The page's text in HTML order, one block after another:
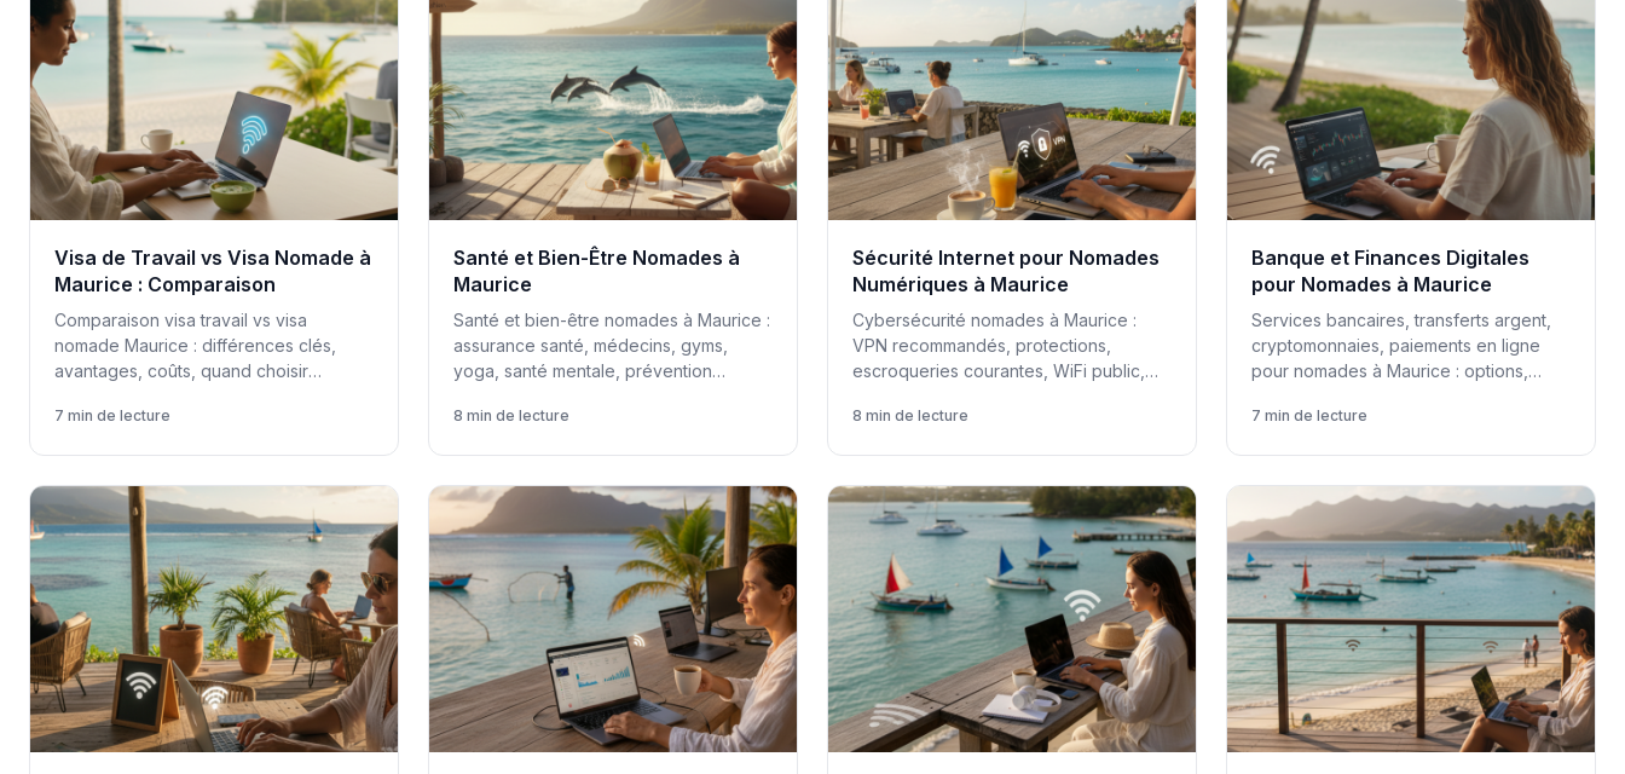
Visa de Travail vs Visa Nomade à
Maurice : Comparaison
Comparaison visa travail vs visa
nomade Maurice : différences clés,
avantages, coûts, quand choisir
7 min de lecture
Santé et Bien-Être Nomades à
Maurice
Santé et bien-être nomades à Maurice :
assurance santé, médecins, gyms,
yoga, santé mentale, prévention
8 min de lecture
Sécurité Internet pour Nomades
Numériques à Maurice
Cybersécurité nomades à Maurice :
VPN recommandés, protections,
escroqueries courantes, WiFi public,
8 min de lecture
Banque et Finances Digitales
pour Nomades à Maurice
Services bancaires, transferts argent,
cryptomonnaies, paiements en ligne
pour nomades à Maurice : options,
7 min de lecture